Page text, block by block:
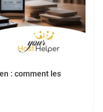
: comment les